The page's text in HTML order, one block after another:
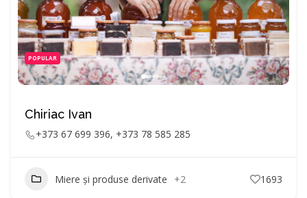
POPULAR
Chiriac Ivan
+373 67 699 396, +373 78 585 285
Miere și produse derivate +2 1693